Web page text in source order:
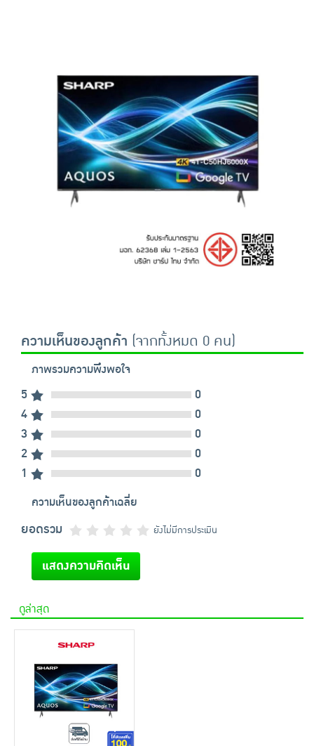
ความเห็นของลูกค้า (จากทั้งหมด 0 คน)
ภาพรวมความพึงพอใจ
5
0
4
0
3
0
2
0
1
0
ความเห็นของลูกค้าเฉลี่ย
ยอดรวม ยังไม่มีการประเมิน
แสดงความคิดเห็น
ดูล่าสุด